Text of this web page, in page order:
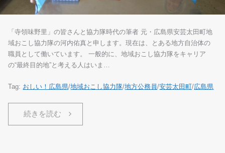
「寺領味野里」の皆さんと協力隊時代の筆者 元・広島県安芸太田町地
域おこし協力隊の河内佑真と申します。現在は、とある地方自治体の
職員として働いています。 一般的に、地域おこし協力隊をキャリア
の“最終目的地”と考える人はいま…
Tag: おしい！広島県/地域おこし協力隊/地方公務員/安芸太田町/広島県
続きを読む